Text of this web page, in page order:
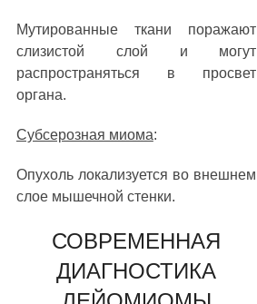
Мутированные ткани поражают
слизистой слой и могут
распространяться в просвет
органа.
Субсерозная миома:
Опухоль локализуется во внешнем
слое мышечной стенки.
СОВРЕМЕННАЯ
ДИАГНОСТИКА